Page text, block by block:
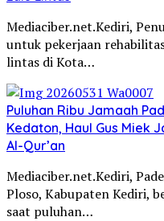
Mediaciber.net.Kediri,
untuk pekerjaan
lintas di Kota…
Puluhan Ribu Jamaah
Kedaton, Haul Gus Miek
Al-Qur’an
Mediaciber.net.Kediri,
Ploso, Kabupaten Kediri,
saat puluhan…